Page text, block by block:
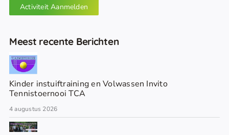
Activiteit Aanmelden
Meest recente Berichten
Kinder instuiftraining en Volwassen Invito
Tennistoernooi TCA
4 augustus 2026